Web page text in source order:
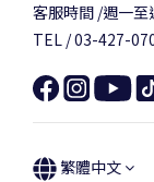
客服時間 /週一
TEL / 03-427-
繁體中文